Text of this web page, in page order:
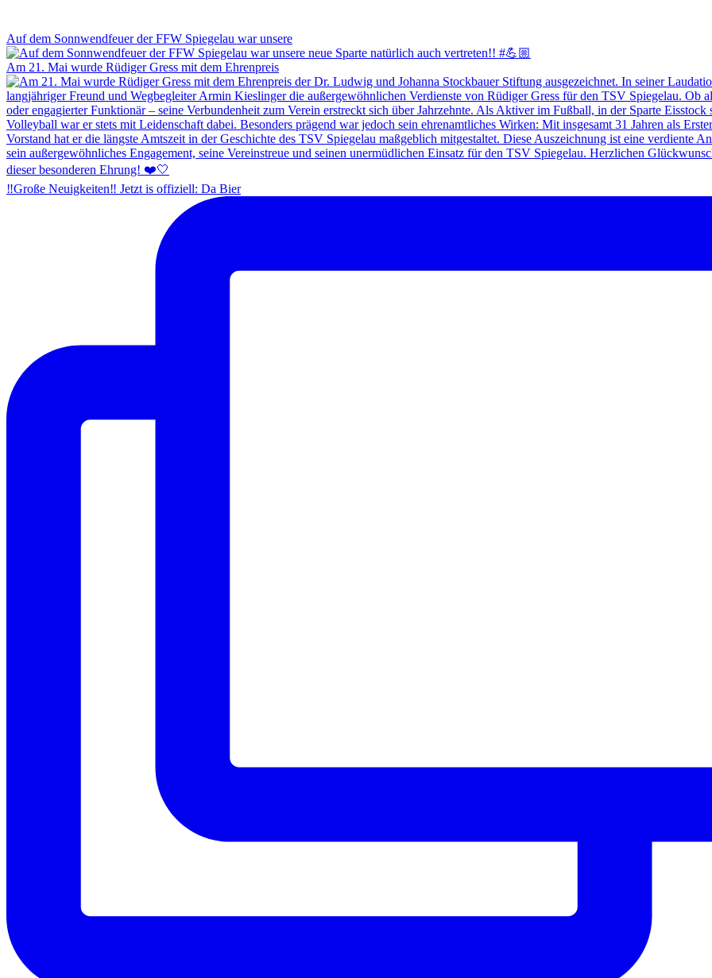
Auf dem Sonnwendfeuer der FFW Spiegelau war unsere
Am 21. Mai wurde Rüdiger Gress mit dem Ehrenpreis
‼️Große Neuigkeiten‼️ Jetzt is offiziell: Da Bier